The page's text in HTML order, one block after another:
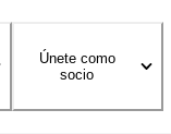
Únete como
socio